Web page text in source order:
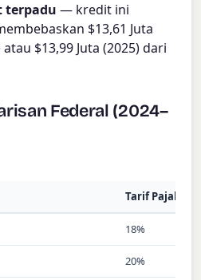
terpadu — kredit ini
$13,61 Juta
$13,99 Juta (2025) dari
Federal (2024–
Tarif Pajak
18%
20%